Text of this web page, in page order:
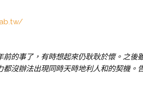
的事了，有時想起來仍耿耿於懷。之後
沒辦法出現同時天時地利人和的契機。